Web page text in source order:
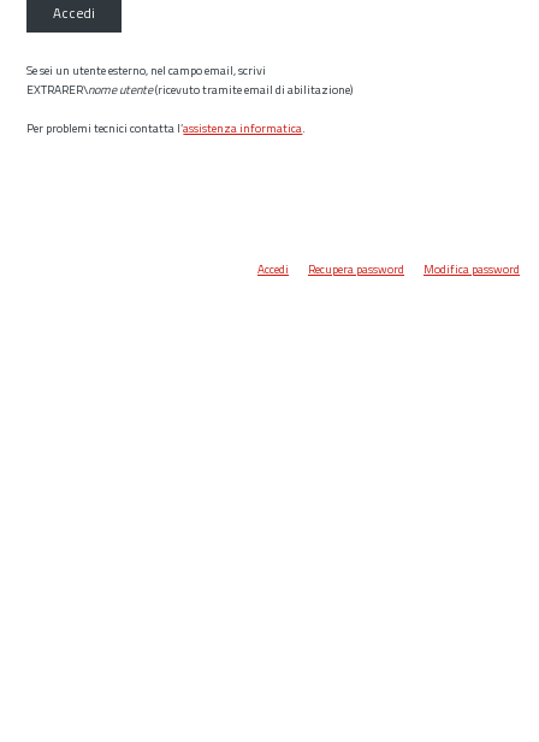
Accedi
Se sei un utente esterno, nel campo email, scrivi
EXTRARER\nome utente(ricevuto tramite email di abilitazione)
Per problemi tecnici contatta l’assistenza informatica.
Accedi Recupera password Modifica password